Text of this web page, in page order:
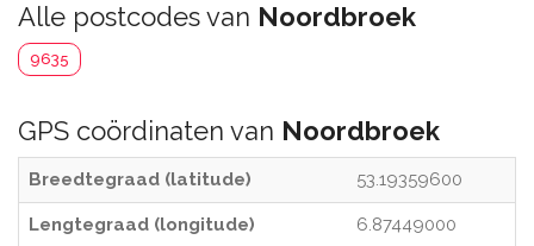
Alle postcodes van Noordbroek
9635
GPS coördinaten van Noordbroek
Breedtegraad (latitude) 53.19359600
Lengtegraad (longitude) 6.87449000